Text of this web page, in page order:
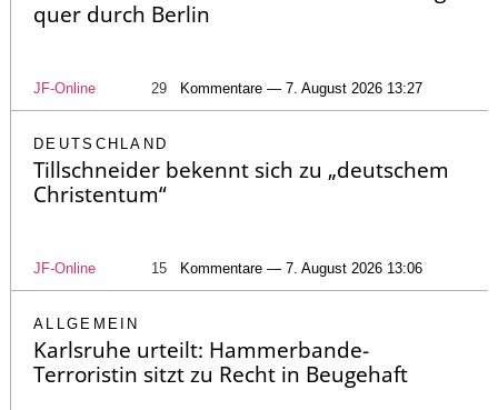
quer durch Berlin
JF-Online 29 Kommentare — 7. August 2026 13:27
DEUTSCHLAND
Tillschneider bekennt sich zu „deutschem
Christentum“
JF-Online 15 Kommentare — 7. August 2026 13:06
ALLGEMEIN
Karlsruhe urteilt: Hammerbande-
Terroristin sitzt zu Recht in Beugehaft